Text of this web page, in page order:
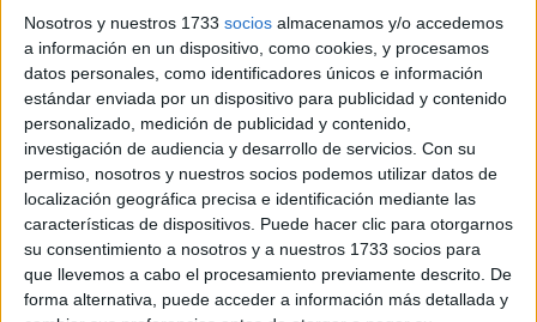
Nosotros y nuestros 1733 socios almacenamos y/o accedemos
a información en un dispositivo, como cookies, y procesamos
datos personales, como identificadores únicos e información
estándar enviada por un dispositivo para publicidad y contenido
personalizado, medición de publicidad y contenido,
investigación de audiencia y desarrollo de servicios. Con su
permiso, nosotros y nuestros socios podemos utilizar datos de
localización geográfica precisa e identificación mediante las
características de dispositivos. Puede hacer clic para otorgarnos
su consentimiento a nosotros y a nuestros 1733 socios para
que llevemos a cabo el procesamiento previamente descrito. De
forma alternativa, puede acceder a información más detallada y
publicidad de la licitación en el Portal de Contratación
dela Ciudadpara conocer qué empresa sería la
encargada de construir el edificio, se suspenderá la
procesión de la Virgen del Carmen de la Almadraba
para este año 2024.
Esta segunda opción supone para los devotos una "gran
carga lastimosa" para todos los fieles ya que "a nadie le va
a afectar más" que a ellos, pero igualmente entienden que